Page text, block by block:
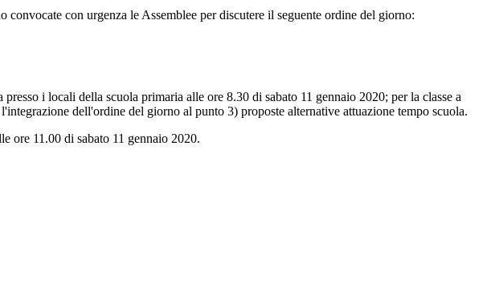
con urgenza le Assemblee per discutere il seguente ordine del giorno:
presso i locali della scuola primaria alle ore 8.30 di sabato 11 gennaio 2020; per la classe a
dell'ordine del giorno al punto 3) proposte alternative attuazione tempo scuola.
ore 11.00 di sabato 11 gennaio 2020.